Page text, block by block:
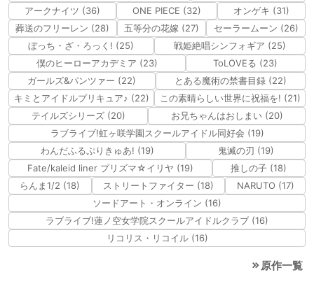
アークナイツ (36)
ONE PIECE (32)
オンゲキ (31)
葬送のフリーレン (28)
五等分の花嫁 (27)
セーラームーン (26)
ぼっち・ざ・ろっく! (25)
戦姫絶唱シンフォギア (25)
僕のヒーローアカデミア (23)
ToLOVEる (23)
ガールズ&パンツァー (22)
とある魔術の禁書目録 (22)
キミとアイドルプリキュア♪ (22)
この素晴らしい世界に祝福を! (21)
テイルズシリーズ (20)
お兄ちゃんはおしまい (20)
ラブライブ!虹ヶ咲学園スクールアイドル同好会 (19)
わんだふるぷりきゅあ! (19)
鬼滅の刃 (19)
Fate/kaleid liner プリズマ☆イリヤ (19)
推しの子 (18)
らんま1/2 (18)
ストリートファイター (18)
NARUTO (17)
ソードアート・オンライン (16)
ラブライブ!蓮ノ空女学院スクールアイドルクラブ (16)
リコリス・リコイル (16)
原作一覧